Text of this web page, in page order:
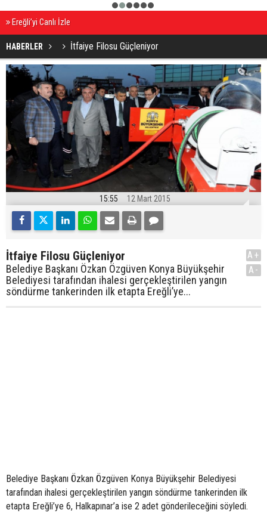
2 3 4 5 6
Ereğli’yi Canlı İzle
HABERLER İtfaiye Filosu Güçleniyor
15:55 12 Mart 2015
İtfaiye Filosu Güçleniyor
Belediye Başkanı Özkan Özgüven Konya Büyükşehir
Belediyesi tarafından ihalesi gerçekleştirilen yangın
söndürme tankerinden ilk etapta Ereğli’ye...
A+
A-
Belediye Başkanı Özkan Özgüven Konya Büyükşehir Belediyesi
tarafından ihalesi gerçekleştirilen yangın söndürme tankerinden ilk
etapta Ereğli’ye 6, Halkapınar’a ise 2 adet gönderileceğini söyledi.